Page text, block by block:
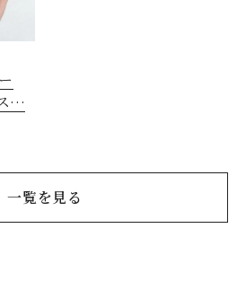
を
一覧を見る